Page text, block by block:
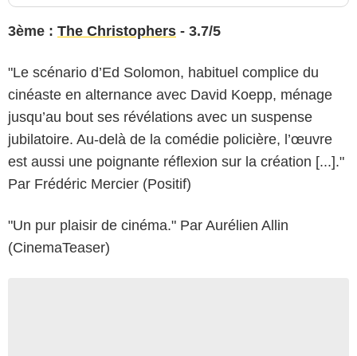
3ème : The Christophers - 3.7/5
"Le scénario d’Ed Solomon, habituel complice du
cinéaste en alternance avec David Koepp, ménage
jusqu’au bout ses révélations avec un suspense
jubilatoire. Au-delà de la comédie policière, l’œuvre
est aussi une poignante réflexion sur la création [...]."
Par Frédéric Mercier (Positif)
"Un pur plaisir de cinéma." Par Aurélien Allin
(CinemaTeaser)